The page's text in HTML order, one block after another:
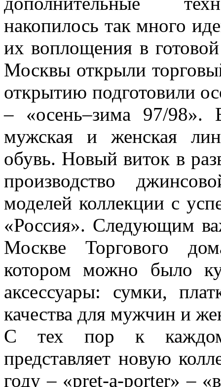
накопилось так много
их воплощения в
Москвы открыли
открытию подготовили
– «осень–зима 97/
мужская и женская
обувь. Новый виток в
производство
моделей коллекции с
«Россия». Следующим
Москве Торгового
котором можно было
аксессуары: сумки,
качества для мужчин и
С тех пор к
представляет новую
году – «pret-a-porter» –